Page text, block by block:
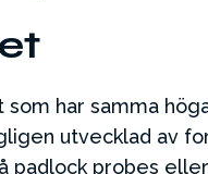
har samma
utvecklad av
padlock probes